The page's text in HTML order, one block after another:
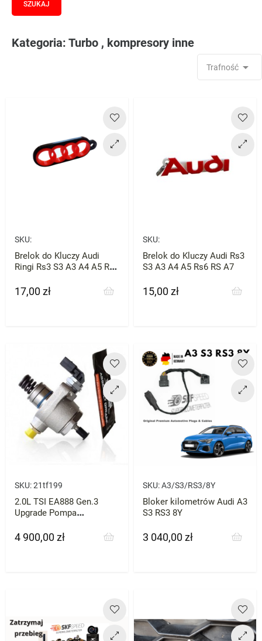
Kategoria: Turbo , kompresory inne
Trafność 
SKU:
Brelok do Kluczy Audi
Ringi Rs3 S3 A3 A4 A5 Rs6
Cena
17,00 zł
SKU:
Brelok do Kluczy Audi Rs3
S3 A3 A4 A5 Rs6 RS A7
Cena
15,00 zł
SKU:21tf199
2.0L TSI EA888 Gen.3
Upgrade Pompa
BAR-TEK
Cena
4 900,00 zł
SKU:A3/S3/RS3/8Y
Bloker kilometrów Audi A3
S3 RS3 8Y
Cena
3 040,00 zł